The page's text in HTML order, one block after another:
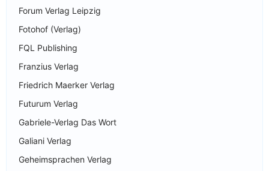
Forum Verlag Leipzig
Fotohof (Verlag)
FQL Publishing
Franzius Verlag
Friedrich Maerker Verlag
Futurum Verlag
Gabriele-Verlag Das Wort
Galiani Verlag
Geheimsprachen Verlag